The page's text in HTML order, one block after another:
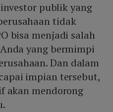
publik yang
tidak
bisa menjadi salah
yang bermimpi
Dan dalam
impian tersebut,
akan mendorong